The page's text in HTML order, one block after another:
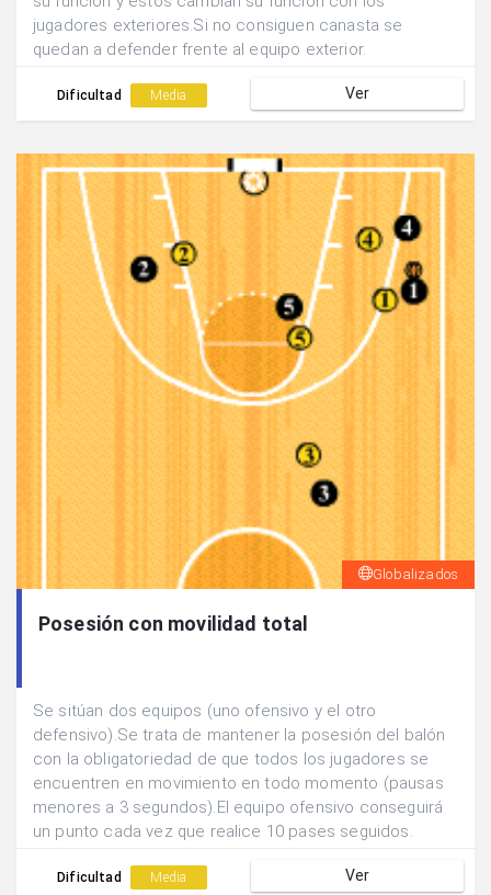
jugadores exteriores.Si no consiguen canasta se
quedan a defender frente al equipo exterior.
Dificultad Media Ver
Globalizados
Posesión con movilidad total
Se sitúan dos equipos (uno ofensivo y el otro
defensivo).Se trata de mantener la posesión del balón
con la obligatoriedad de que todos los jugadores se
encuentren en movimiento en todo momento (pausas
menores a 3 segundos).El equipo ofensivo conseguirá
un punto cada vez que realice 10 pases seguidos.
Dificultad Media Ver